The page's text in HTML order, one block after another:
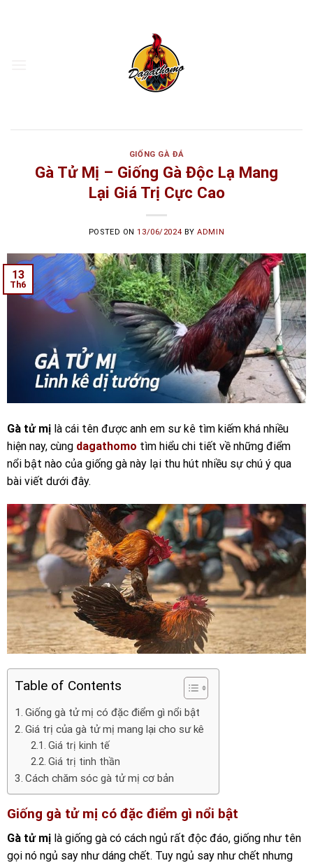
GIỐNG GÀ ĐÁ
Gà Tử Mị – Giống Gà Độc Lạ Mang
Lại Giá Trị Cực Cao
POSTED ON13/06/2024 BYADMIN
13
Th6
Gà tử mị là cái tên được anh em sư kê tìm kiếm khá nhiều
hiện nay, cùng dagathomo tìm hiểu chi tiết về những điểm
nổi bật nào của giống gà này lại thu hút nhiều sự chú ý qua
bài viết dưới đây.
Table of Contents
Giống gà tử mị có đặc điểm gì nổi bật
Giá trị của gà tử mị mang lại cho sư kê
Giá trị kinh tế
Giá trị tinh thần
Cách chăm sóc gà tử mị cơ bản
Giống gà tử mị có đặc điểm gì nổi bật
Gà tử mị là giống gà có cách ngủ rất độc đáo, giống như tên
gọi nó ngủ say như dáng chết. Tuy ngủ say như chết nhưng